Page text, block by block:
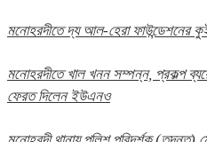
মনোহরদীতে দ্য আল-হেরা ফাউন্ডেশনের
মনোহরদীতে খাল খনন সম্পন্ন, প্রকল্প
ফেরত দিলেন ইউএনও